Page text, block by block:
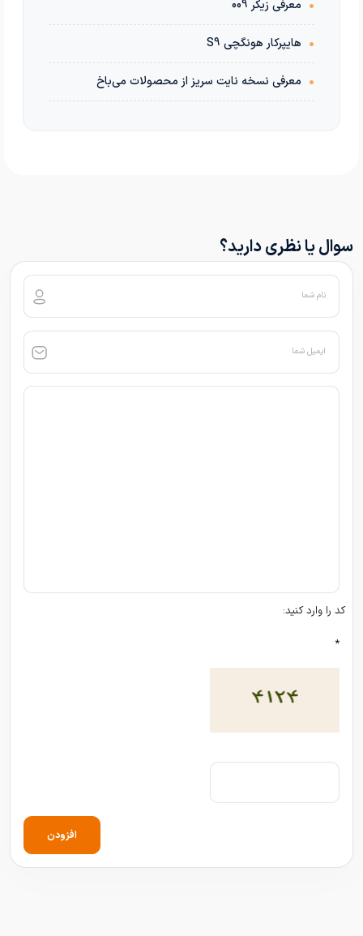
• معرفی زیکر 009
• هایپرکار هونگچی S9
• معرفی نسخه نایت سریز از محصولات می‌باخ
سوال یا نظری دارید؟
نام شما
ایمیل شما
کد را وارد کنید:
*
افزودن